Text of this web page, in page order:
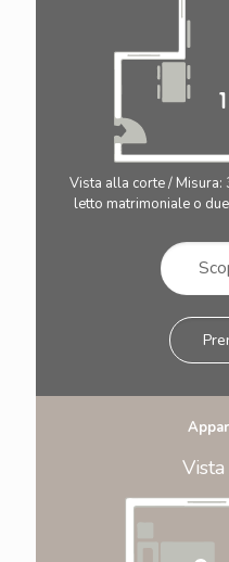
Vista alla corte /
letto matrimoniale o